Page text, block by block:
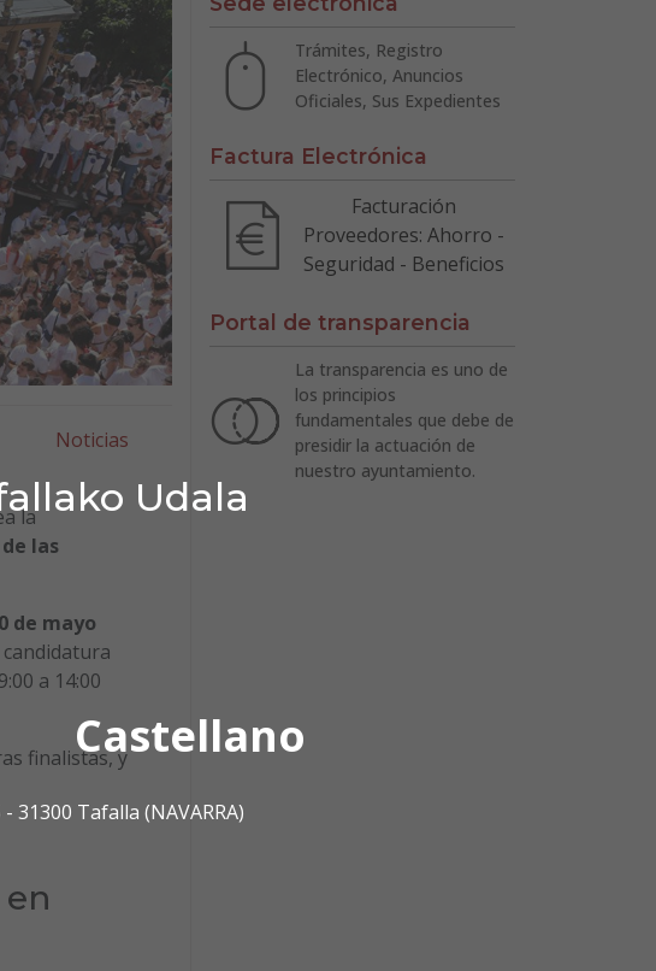
Udala
Castellano
31300 Tafalla (NAVARRA)
Noticias
la
las
de mayo
a 14:00
finalistas, y
Trámites, Registro
Electrónico, Anuncios
Oficiales, Sus Expedientes
Factura Electrónica
Facturación
Proveedores: Ahorro -
Seguridad - Beneficios
Portal de transparencia
La transparencia es uno de
los principios
fundamentales que debe de
presidir la actuación de
nuestro ayuntamiento.